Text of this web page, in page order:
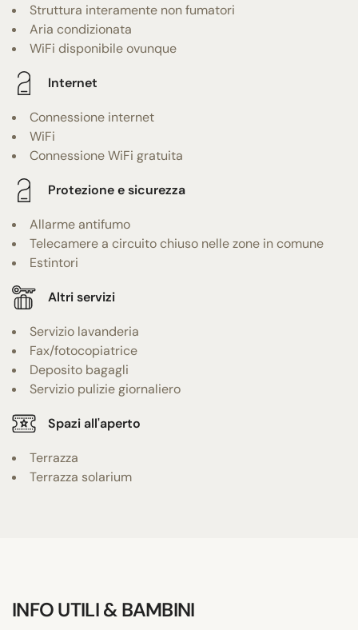
Struttura interamente non fumatori
Aria condizionata
WiFi disponibile ovunque
Internet
Connessione internet
WiFi
Connessione WiFi gratuita
Protezione e sicurezza
Allarme antifumo
Telecamere a circuito chiuso nelle zone in comune
Estintori
Altri servizi
Servizio lavanderia
Fax/fotocopiatrice
Deposito bagagli
Servizio pulizie giornaliero
Spazi all'aperto
Terrazza
Terrazza solarium
INFO UTILI & BAMBINI